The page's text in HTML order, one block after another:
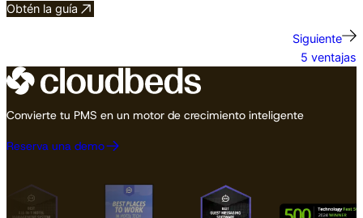
Obtén la guía
Siguiente
5 ventajas
Convierte tu PMS en un motor de crecimiento inteligente
Reserva una demo